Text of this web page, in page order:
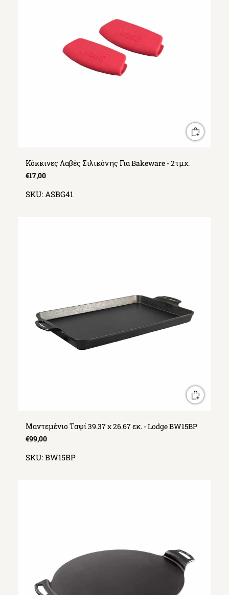
Κόκκινες Λαβές Σιλικόνης Για Bakeware - 2τμχ.
€17,00
SKU: ASBG41
Μαντεμένιο Ταψί 39.37 x 26.67 εκ. - Lodge BW15BP
€99,00
SKU: BW15BP